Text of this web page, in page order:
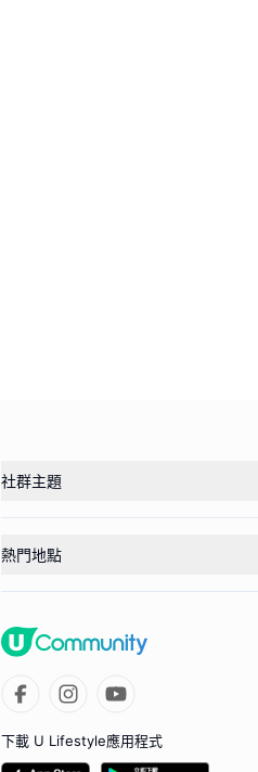
社群主題
熱門地點
下載 U Lifestyle應用程式